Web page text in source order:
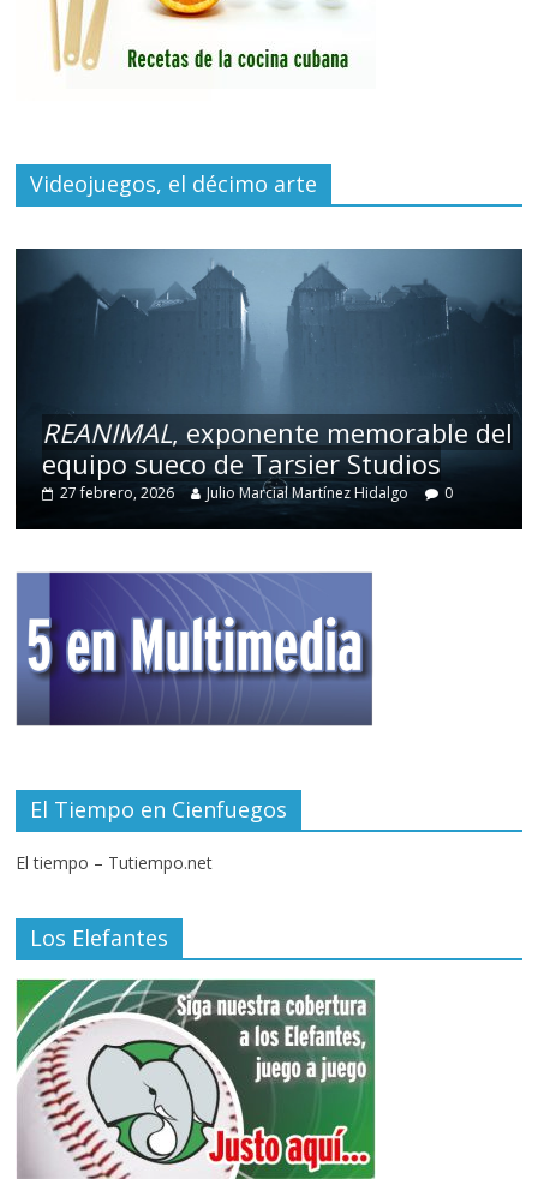
Videojuegos, el décimo arte
REANIMAL, exponente memorable del
equipo sueco de Tarsier Studios
27 febrero, 2026 Julio Marcial Martínez Hidalgo 0
El Tiempo en Cienfuegos
El tiempo – Tutiempo.net
Los Elefantes